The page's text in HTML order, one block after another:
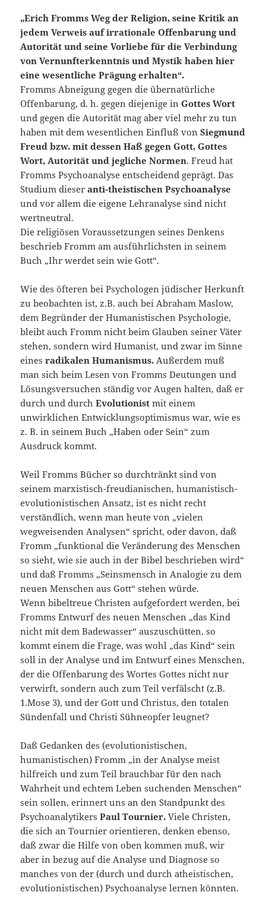
„Erich Fromms Weg der Religion, seine Kritik an
jedem Verweis auf irrationale Offenbarung und
Autorität und seine Vorliebe für die Verbindung
von Vernunfterkenntnis und Mystik haben hier
eine wesentliche Prägung erhalten“.
Fromms Abneigung gegen die übernatürliche
Offenbarung, d. h. gegen diejenige inGottes Wort
und gegen die Autorität mag aber viel mehr zu tun
haben mit dem wesentlichen Einfluß vonSiegmund
Freud bzw. mit dessen Haß gegen Gott, Gottes
Wort, Autorität und jegliche Normen. Freud hat
Fromms Psychoanalyse entscheidend geprägt. Das
Studium dieseranti-theistischen Psychoanalyse
und vor allem die eigene Lehranalyse sind nicht
wertneutral.
Die religiösen Voraussetzungen seines Denkens
beschrieb Fromm am ausführlichsten in seinem
Buch „Ihr werdet sein wie Gott“.
Wie des öfteren bei Psychologen jüdischer Herkunft
zu beobachten ist, z.B. auch bei Abraham Maslow,
dem Begründer der Humanistischen Psychologie,
bleibt auch Fromm nicht beim Glauben seiner Väter
stehen, sondern wird Humanist, und zwar im Sinne
einesradikalen Humanismus. Außerdem muß
man sich beim Lesen von Fromms Deutungen und
Lösungsversuchen ständig vor Augen halten, daß er
durch und durch Evolutionist mit einem
unwirklichen Entwicklungsoptimismus war, wie es
z. B. in seinem Buch „Haben oder Sein“ zum
Ausdruck kommt.
Weil Fromms Bücher so durchtränkt sind von
seinem marxistisch-freudianischen, humanistisch-
evolutionistischen Ansatz, ist es nicht recht
verständlich, wenn man heute von „vielen
wegweisenden Analysen“ spricht, oder davon, daß
Fromm „funktional die Veränderung des Menschen
so sieht, wie sie auch in der Bibel beschrieben wird“
und daß Fromms „Seinsmensch in Analogie zu dem
neuen Menschen aus Gott“ stehen würde.
Wenn bibeltreue Christen aufgefordert werden, bei
Fromms Entwurf des neuen Menschen „das Kind
nicht mit dem Badewasser“ auszuschütten, so
kommt einem die Frage, was wohl „das Kind“ sein
soll in der Analyse und im Entwurf eines Menschen,
der die Offenbarung des Wortes Gottes nicht nur
verwirft, sondern auch zum Teil verfälscht (z.B.
1.Mose 3), und der Gott und Christus, den totalen
Sündenfall und Christi Sühneopfer leugnet?
Daß Gedanken des (evolutionistischen,
humanistischen) Fromm „in der Analyse meist
hilfreich und zum Teil brauchbar für den nach
Wahrheit und echtem Leben suchenden Menschen“
sein sollen, erinnert uns an den Standpunkt des
PsychoanalytikersPaul Tournier. Viele Christen,
die sich an Tournier orientieren, denken ebenso,
daß zwar die Hilfe von oben kommen muß, wir
aber in bezug auf die Analyse und Diagnose so
manches von der (durch und durch atheistischen,
evolutionistischen) Psychoanalyse lernen könnten.